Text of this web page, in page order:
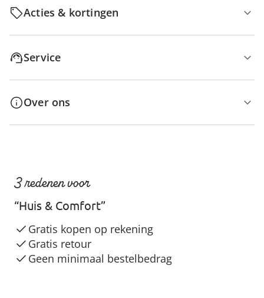
Acties & kortingen
Service
Over ons
3 redenen voor
“Huis & Comfort”
Gratis kopen op rekening
Gratis retour
Geen minimaal bestelbedrag